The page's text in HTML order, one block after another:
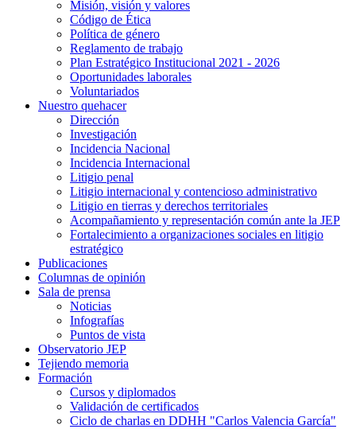
Misión, visión y valores
Código de Ética
Política de género
Reglamento de trabajo
Plan Estratégico Institucional 2021 - 2026
Oportunidades laborales
Voluntariados
Nuestro quehacer
Dirección
Investigación
Incidencia Nacional
Incidencia Internacional
Litigio penal
Litigio internacional y contencioso administrativo
Litigio en tierras y derechos territoriales
Acompañamiento y representación común ante la JEP
Fortalecimiento a organizaciones sociales en litigio
estratégico
Publicaciones
Columnas de opinión
Sala de prensa
Noticias
Infografías
Puntos de vista
Observatorio JEP
Tejiendo memoria
Formación
Cursos y diplomados
Validación de certificados
Ciclo de charlas en DDHH "Carlos Valencia García"